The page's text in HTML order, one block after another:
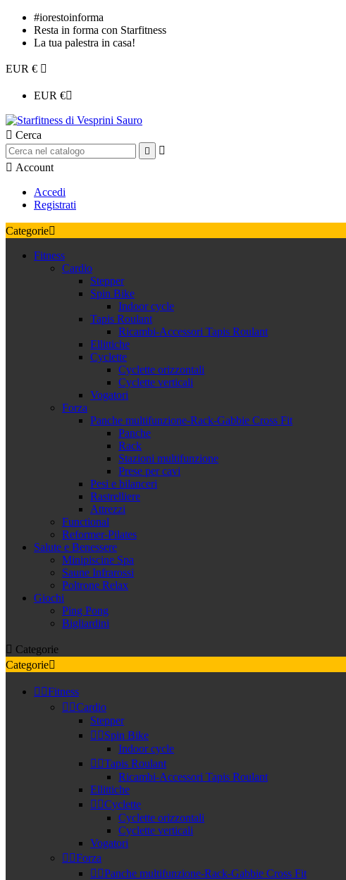
#iorestoinforma
Resta in forma con Starfitness
La tua palestra in casa!
EUR € 
EUR €
 Cerca


 Account
Accedi
Registrati
Categorie
Fitness
Cardio
Stepper
Spin Bike
Indoor cycle
Tapis Roulant
Ricambi-Accessori Tapis Roulant
Ellittiche
Cyclette
Cyclette orizzontali
Cyclette verticali
Vogatori
Forza
Panche multifunzione-Rack-Gabbie Cross Fit
Panche
Rack
Stazioni multifunzione
Prese per cavi
Pesi e bilanceri
Rastrelliere
Attrezzi
Functional
Reformer-Pilates
Salute e Benessere
Minipiscine Spa
Saune Infrarossi
Poltrone Relax
Giochi
Ping Pong
Bigliardini
 Categorie
Categorie
 Fitness
 Cardio
Stepper
 Spin Bike
Indoor cycle
 Tapis Roulant
Ricambi-Accessori Tapis Roulant
Ellittiche
 Cyclette
Cyclette orizzontali
Cyclette verticali
Vogatori
 Forza
 Panche multifunzione-Rack-Gabbie Cross Fit